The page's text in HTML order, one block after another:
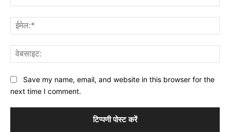
Save my name, email, and website in this browser for the
next time I comment.